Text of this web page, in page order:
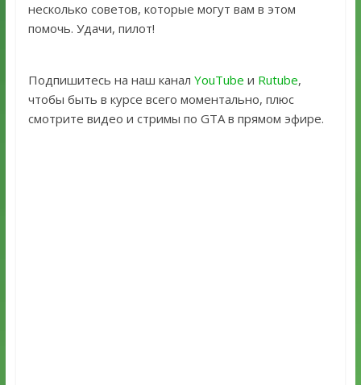
несколько советов, которые могут вам в этом
помочь. Удачи, пилот!
Подпишитесь на наш канал YouTube и Rutube,
чтобы быть в курсе всего моментально, плюс
смотрите видео и стримы по GTA в прямом эфире.